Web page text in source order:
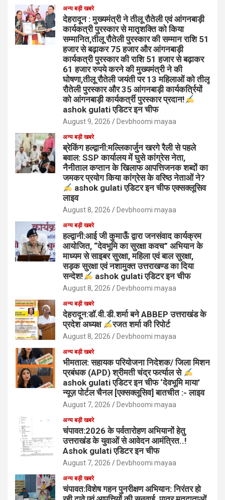
अन्य बड़ी खबरे
देहरादून : मुख्यमंत्री ने तीलू रौतेली एवं आंगनबाड़ी
कार्यकत्री पुरस्कार से मातृशक्ति को किया
सम्मानित,तीलू रौतेली पुरस्कार की सम्मान राशि 51
हजार से बढ़ाकर 75 हजार और आंगनबाड़ी
कार्यकत्री पुरस्कार की राशि 51 हजार से बढ़ाकर
61 हजार रुपये करने की मुख्यमंत्री ने की
घोषणा,तीलू रौतेली जयंती पर 13 महिलाओं को तीलू
रौतेली पुरस्कार और 35 आंगनबाड़ी कार्यकर्त्रियों
को आंगनबाड़ी कार्यकर्त्री पुरस्कार प्रदान!
ashok gulati एडिटर इन चीफ
August 9, 2026 Devbhoomi mayaa
अन्य बड़ी खबरे
ब्रेकिंग हल्द्वानी:मल्लिकार्जुन खरगे रैली से पहले
बवाल: SSP कार्यालय में घुसे कांग्रेस नेता,
नैनीताल कप्तान के खिलाफ आपत्तिजनक शब्दों का
जमकर प्रयोग किया कांग्रेस के वरिष्ठ नेताओं ने?
ashok gulati एडिटर इन चीफ एक्सक्लूसिव
लाइव
August 8, 2026 Devbhoomi mayaa
अन्य बड़ी खबरे
हल्द्वानी:आई जी कुमाऊँ द्वारा जनसंवाद कार्यक्रम
आयोजित, “देवभूमि का सुरक्षा कवच” अभियान के
माध्यम से साइबर सुरक्षा, महिला एवं बाल सुरक्षा,
सड़क सुरक्षा एवं नशामुक्त उत्तराखण्ड का दिया
सन्देश!
ashok gulati एडिटर इन चीफ
August 8, 2026 Devbhoomi mayaa
अन्य बड़ी खबरे
देहरादून:डॉ.वी.डी.शर्मा बने ABBEP उत्तराखंड के
प्रदेश अध्यक्ष
रजत शर्मा की रिपोर्ट
August 8, 2026 Devbhoomi mayaa
अन्य बड़ी खबरे
भीमताल: सहायक परियोजना निदेशक/ जिला मिशन
प्रबंधक (APD) श्रीमती चंद्र फर्त्याल से
ashok gulati एडिटर इन चीफ ‘देवभूमि माया’
न्यूज़ पोर्टल चैनल [एक्सक्लूसिव] बातचीत :- लाइव
August 7, 2026 Devbhoomi mayaa
अन्य बड़ी खबरे
चंपावत:2026 के पर्वतारोहण अभियानों हेतु
उत्तराखंड के युवाओं से आवेदन आमंत्रित..!
Ashok gulati एडिटर इन चीफ
August 7, 2026 Devbhoomi mayaa
अन्य बड़ी खबरे
चंपावत:विशेष गहन पुनरीक्षण अभियान: निरंतर हो